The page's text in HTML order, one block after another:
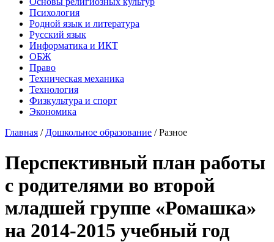
Психология
Родной язык и литература
Русский язык
Информатика и ИКТ
ОБЖ
Право
Техническая механика
Технология
Физкультура и спорт
Экономика
Главная / Дошкольное образование /Разное
Перспективный план работы
с родителями во второй
младшей группе «Ромашка»
на 2014-2015 учебный год